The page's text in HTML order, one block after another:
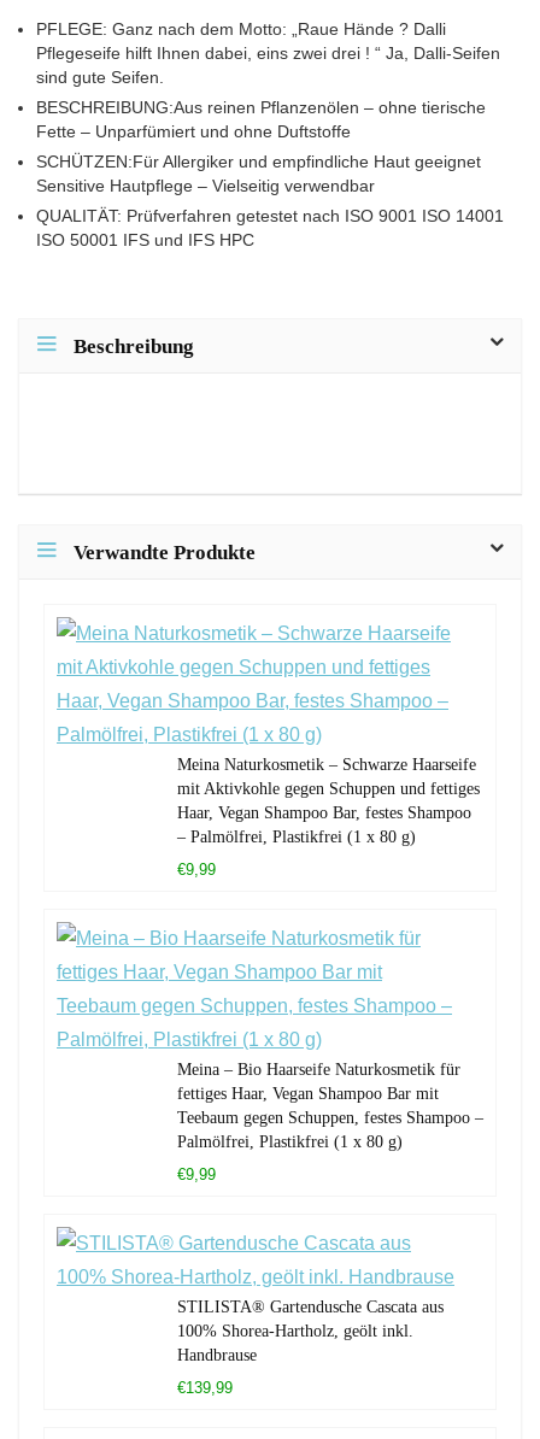
PFLEGE: Ganz nach dem Motto: „Raue Hände ? Dalli
Pflegeseife hilft Ihnen dabei, eins zwei drei ! “ Ja, Dalli-Seifen
sind gute Seifen.
BESCHREIBUNG:Aus reinen Pflanzenölen – ohne tierische
Fette – Unparfümiert und ohne Duftstoffe
SCHÜTZEN:Für Allergiker und empfindliche Haut geeignet
Sensitive Hautpflege – Vielseitig verwendbar
QUALITÄT: Prüfverfahren getestet nach ISO 9001 ISO 14001
ISO 50001 IFS und IFS HPC
Beschreibung
Verwandte Produkte
Meina Naturkosmetik – Schwarze Haarseife
mit Aktivkohle gegen Schuppen und fettiges
Haar, Vegan Shampoo Bar, festes Shampoo
– Palmölfrei, Plastikfrei (1 x 80 g)
€9,99
Meina – Bio Haarseife Naturkosmetik für
fettiges Haar, Vegan Shampoo Bar mit
Teebaum gegen Schuppen, festes Shampoo –
Palmölfrei, Plastikfrei (1 x 80 g)
€9,99
STILISTA® Gartendusche Cascata aus
100% Shorea-Hartholz, geölt inkl.
Handbrause
€139,99